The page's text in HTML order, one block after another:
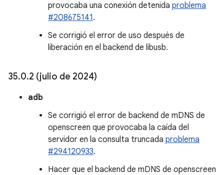
provocaba una conexión detenida problema
#208675141.
Se corrigió el error de uso después de
liberación en el backend de libusb.
35.0.2 (julio de 2024)
adb
Se corrigió el error de backend de mDNS de
openscreen que provocaba la caída del
servidor en la consulta truncada problema
#294120933.
Hacer que el backend de mDNS de openscreen